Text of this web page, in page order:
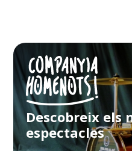
Descobreix els
espectacles